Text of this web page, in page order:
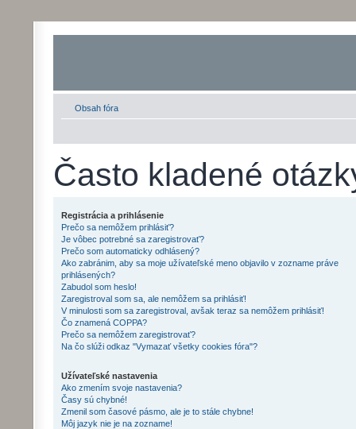
Obsah fóra
Často kladené
Registrácia a prihlásenie
Prečo sa nemôžem prihlásiť?
Je vôbec potrebné sa zaregistrovať?
Prečo som automaticky odhlásený?
Ako zabránim, aby sa moje užívateľské meno objavilo v zozname práve
prihlásených?
Zabudol som heslo!
Zaregistroval som sa, ale nemôžem sa prihlásiť!
V minulosti som sa zaregistroval, avšak teraz sa nemôžem prihlásiť!
Čo znamená COPPA?
Prečo sa nemôžem zaregistrovať?
Na čo slúži odkaz "Vymazať všetky cookies fóra"?
Užívateľské nastavenia
Ako zmením svoje nastavenia?
Časy sú chybné!
Zmenil som časové pásmo, ale je to stále chybne!
Môj jazyk nie je na zozname!